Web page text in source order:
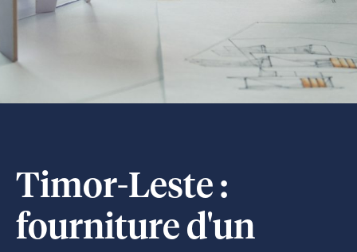
Timor-Leste :
fourniture d'un